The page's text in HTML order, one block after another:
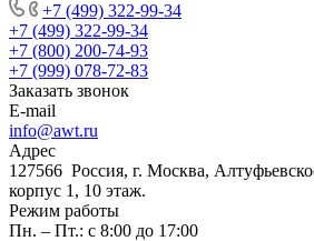
+7 (499) 322-99-34
+7 (499) 322-99-34
+7 (800) 200-74-93
+7 (999) 078-72-83
Заказать звонок
E-mail
info@awt.ru
Адрес
127566 Россия, г. Москва,
корпус 1, 10 этаж.
Режим работы
Пн. – Пт.: с 8:00 до 17:00